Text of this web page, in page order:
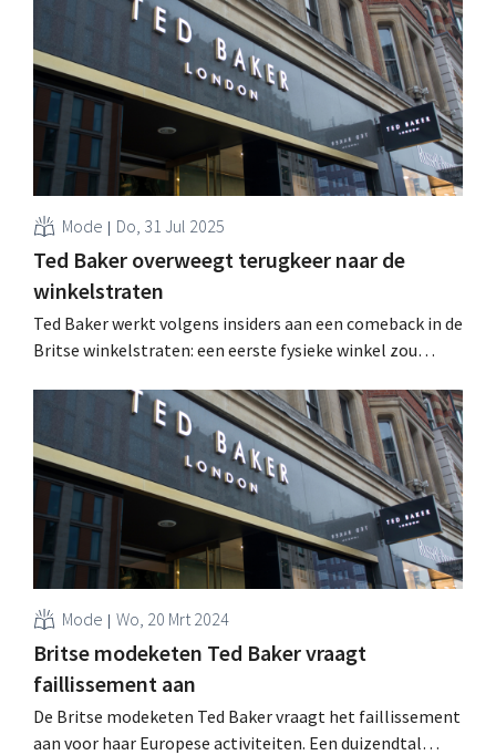
Mode Do, 31 Jul 2025
Ted Baker overweegt terugkeer naar de
winkelstraten
Ted Baker werkt volgens insiders aan een comeback in de
Britse winkelstraten: een eerste fysieke winkel zou
opmerkelijke ommekeer voor het merk, dat sinds vorig
jaar enkel nog online actief was. .
Mode Wo, 20 Mrt 2024
Britse modeketen Ted Baker vraagt
faillissement aan
De Britse modeketen Ted Baker vraagt het faillissement
aan voor haar Europese activiteiten. Een duizendtal